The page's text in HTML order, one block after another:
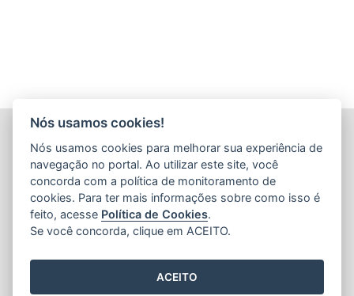
TÉCNICA E EXTENSÃO RURAL - INCAPER
(INCAPER)
Rua Afonso Sarlo,160 - Bento Ferreira
CEP: 29052-010 - Vitória / ES
Tel.: (27) 3636-9800 / (27) 3636-9888
Nós usamos cookies!
Nós usamos cookies para melhorar sua experiência de
navegação no portal. Ao utilizar este site, você
concorda com a política de monitoramento de
cookies. Para ter mais informações sobre como isso é
feito, acesse Política de Cookies.
Se você concorda, clique em ACEITO.
ACEITO